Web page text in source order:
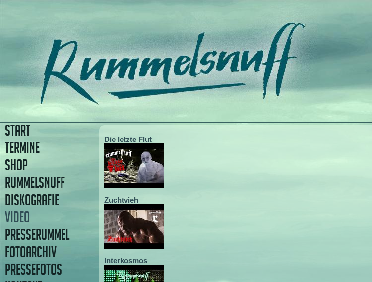
Die letzte Flut
Zuchtvieh
Interkosmos
START
TERMINE
SHOP
RUMMELSNUFF
DISKOGRAFIE
VIDEO
PRESSERUMMEL
FOTOARCHIV
PRESSEFOTOS